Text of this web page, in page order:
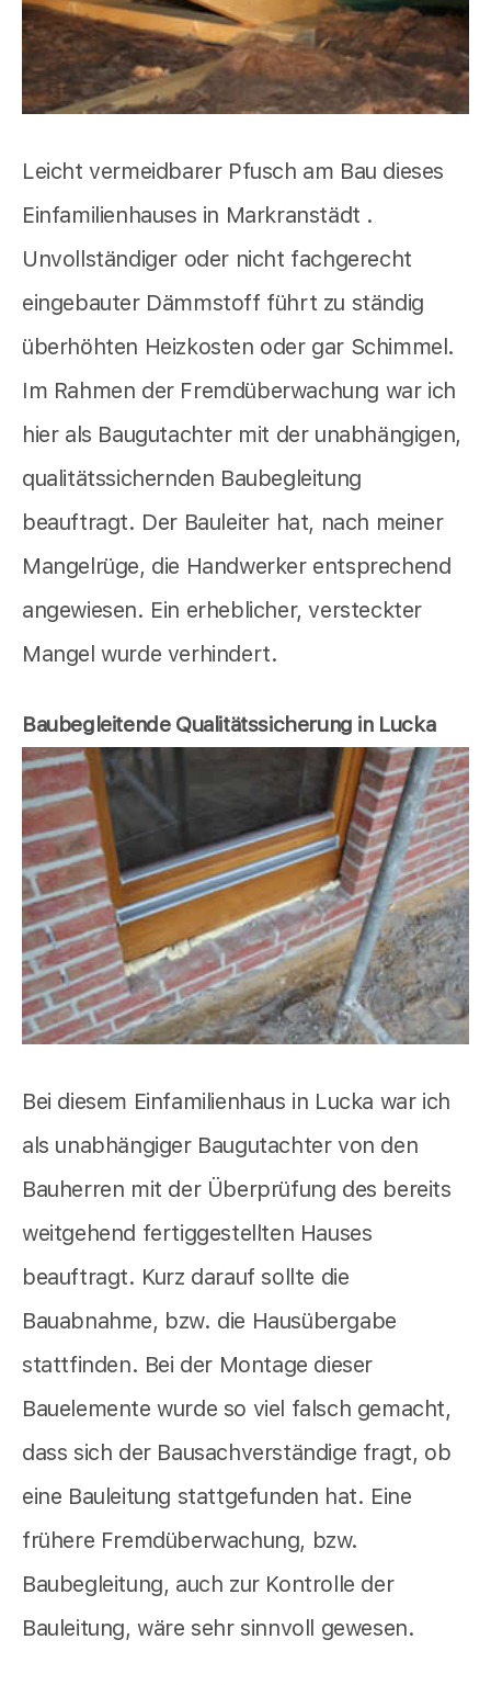
Leicht vermeidbarer Pfusch am Bau dieses
Einfamilienhauses in Markranstädt .
Unvollständiger oder nicht fachgerecht
eingebauter Dämmstoff führt zu ständig
überhöhten Heizkosten oder gar Schimmel.
Im Rahmen der Fremdüberwachung war ich
hier als Baugutachter mit der unabhängigen,
qualitätssichernden Baubegleitung
beauftragt. Der Bauleiter hat, nach meiner
Mangelrüge, die Handwerker entsprechend
angewiesen. Ein erheblicher, versteckter
Mangel wurde verhindert.
Baubegleitende Qualitätssicherung in Lucka
Bei diesem Einfamilienhaus in Lucka war ich
als unabhängiger Baugutachter von den
Bauherren mit der Überprüfung des bereits
weitgehend fertiggestellten Hauses
beauftragt. Kurz darauf sollte die
Bauabnahme, bzw. die Hausübergabe
stattfinden. Bei der Montage dieser
Bauelemente wurde so viel falsch gemacht,
dass sich der Bausachverständige fragt, ob
eine Bauleitung stattgefunden hat. Eine
frühere Fremdüberwachung, bzw.
Baubegleitung, auch zur Kontrolle der
Bauleitung, wäre sehr sinnvoll gewesen.